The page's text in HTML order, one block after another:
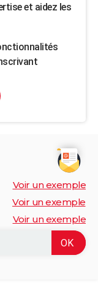
et aidez les
Voir un exemple
Voir un exemple
Voir un exemple